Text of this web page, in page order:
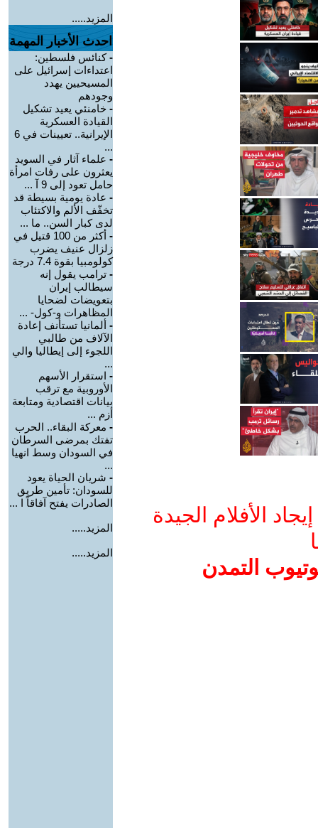
الأفلام الجيدة
التمدن
المزيد.....
احدث الأخبار المهمة
-كنائس فلسطين:
اعتداءات إسرائيل على
المسيحيين يهدد
وجودهم
- خامنئي يعيد تشكيل
القيادة العسكرية
الإيرانية.. تعيينات في 6
...
- علماء آثار في السويد
يعثرون على رفات امرأة
حامل تعود إلى 9 آ ...
- عادة يومية بسيطة قد
تخفّف الألم والاكتئاب
لدى كبار السن.. ما ...
-
أكثر من 100 قتيل في
زلزال عنيف يضرب
كولومبيا بقوة 7.4 درجة
- ترامب يقول إنه
سيطالب إيران
بتعويضات لضحايا
المظاهرات و-كول- ...
- ألمانيا تستأنف إعادة
الآلاف من طالبي
اللجوء إلى إيطاليا والي
...
- استقرار الأسهم
الأوروبية مع ترقب
بيانات اقتصادية ومتابعة
أزم ...
- معركة البقاء.. الحرب
تفتك بمرضى السرطان
في السودان وسط انهيا
...
- شريان الحياة يعود
للسودان: تأمين طريق
الصادرات يفتح آفاقاً ا ...
المزيد.....
المزيد.....